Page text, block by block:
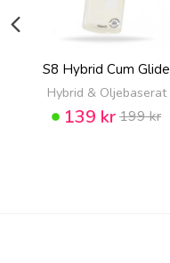
S8 Hybrid Cum Glide
Hybrid & Oljebaserat
139 kr199 kr